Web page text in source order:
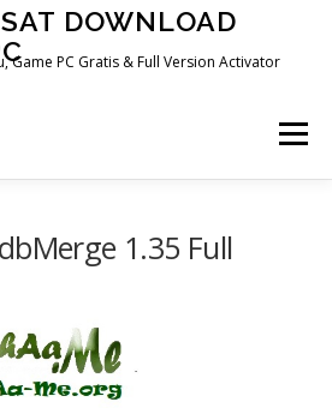
DOWNLOAD
Game PC Gratis & Full Version Activator
Menu
1.35 Full